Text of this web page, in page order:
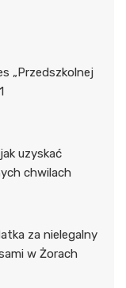
„Przedszkolnej
uzyskać
chwilach
za nielegalny
w Żorach